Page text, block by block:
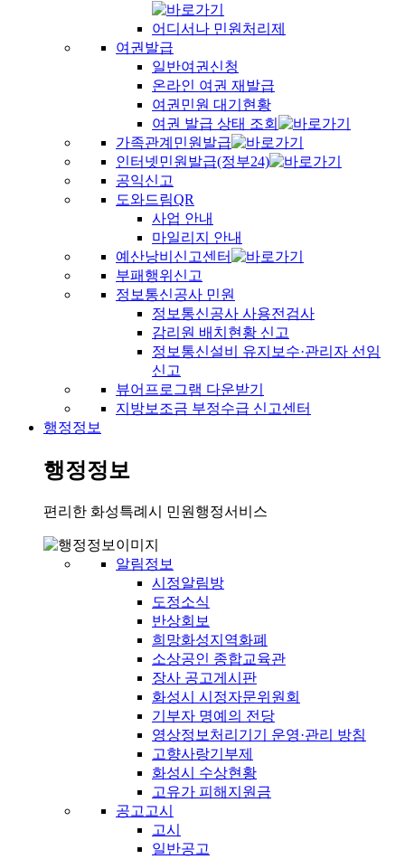
어디서나 민원처리제
여권발급
일반여권신청
온라인 여권 재발급
여권민원 대기현황
여권 발급 상태 조회
가족관계민원발급
인터넷민원발급(정부24)
공익신고
도와드림QR
사업 안내
마일리지 안내
예산낭비신고센터
부패행위신고
정보통신공사 민원
정보통신공사 사용전검사
감리원 배치현황 신고
정보통신설비 유지보수·관리자 선임
신고
뷰어프로그램 다운받기
지방보조금 부정수급 신고센터
행정정보
행정정보
편리한 화성특례시 민원행정서비스
알림정보
시정알림방
도정소식
반상회보
희망화성지역화폐
소상공인 종합교육관
장사 공고게시판
화성시 시정자문위원회
기부자 명예의 전당
영상정보처리기기 운영·관리 방침
고향사랑기부제
화성시 수상현황
고유가 피해지원금
공고고시
고시
일반공고